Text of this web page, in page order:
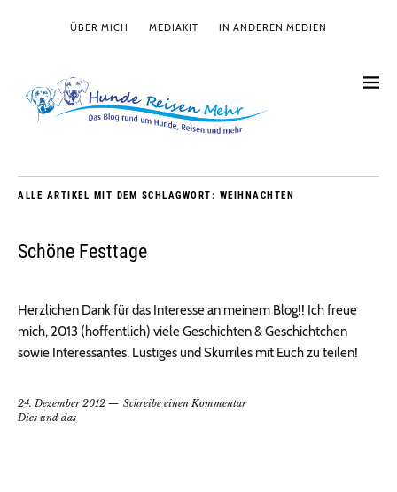
ÜBER MICH MEDIAKIT IN ANDEREN MEDIEN
ALLE ARTIKEL MIT DEM SCHLAGWORT: WEIHNACHTEN
Schöne Festtage
Herzlichen Dank für das Interesse an meinem Blog!! Ich freue
mich, 2013 (hoffentlich) viele Geschichten & Geschichtchen
sowie Interessantes, Lustiges und Skurriles mit Euch zu teilen!
24. Dezember 2012
Schreibe einen Kommentar
Dies und das